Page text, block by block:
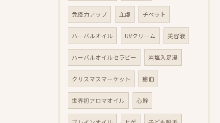
免疫力アップ 血虚 チベット
ハーバルオイル UVクリーム 美容液
ハーバルオイルセラピー 岩塩入足湯
クリスマスマーケット 瘀血
世界初アロマオイル 心幹